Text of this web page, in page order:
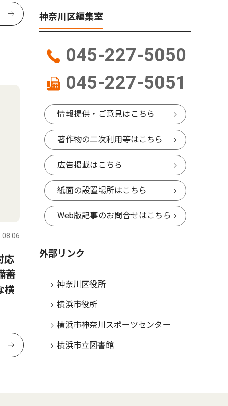
応
蓄
横
神奈川区編集室
045-227-5050
045-227-5051
情報提供・ご意見はこちら
著作物の二次利用等はこちら
広告掲載はこちら
紙面の設置場所はこちら
Web版記事のお問合せはこちら
外部リンク
神奈川区役所
横浜市役所
横浜市神奈川スポーツセンター
横浜市立図書館